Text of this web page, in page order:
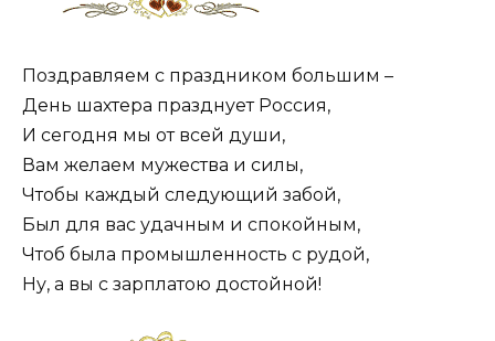
Поздравляем с праздником большим –
День шахтера празднует Россия,
И сегодня мы от всей души,
Вам желаем мужества и силы,
Чтобы каждый следующий забой,
Был для вас удачным и спокойным,
Чтоб была промышленность с рудой,
Ну, а вы с зарплатою достойной!